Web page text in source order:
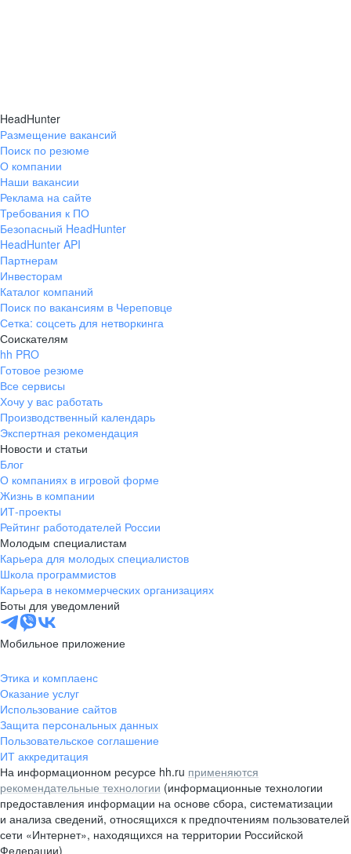
HeadHunter
Размещение вакансий
Поиск по резюме
О компании
Наши вакансии
Реклама на сайте
Требования к ПО
Безопасный HeadHunter
HeadHunter API
Партнерам
Инвесторам
Каталог компаний
Поиск по вакансиям в Череповце
Сетка: соцсеть для нетворкинга
Соискателям
hh PRO
Готовое резюме
Все сервисы
Хочу у вас работать
Производственный календарь
Экспертная рекомендация
Новости и статьи
Блог
О компаниях в игровой форме
Жизнь в компании
ИТ-проекты
Рейтинг работодателей России
Молодым специалистам
Карьера для молодых специалистов
Школа программистов
Карьера в некоммерческих организациях
Боты для уведомлений
Мобильное приложение
Этика и комплаенс
Оказание услуг
Использование сайтов
Защита персональных данных
Пользовательское соглашение
ИТ аккредитация
На информационном ресурсе hh.ru применяются
рекомендательные технологии (информационные технологии
предоставления информации на основе сбора, систематизации
и анализа сведений, относящихся к предпочтениям пользователей
сети «Интернет», находящихся на территории Российской
Федерации)